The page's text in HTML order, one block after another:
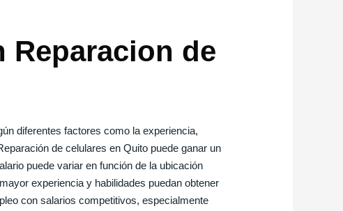
Reparacion de
diferentes factores como la experiencia,
de celulares en Quito puede ganar un
puede variar en función de la ubicación
experiencia y habilidades puedan obtener
con salarios competitivos, especialmente